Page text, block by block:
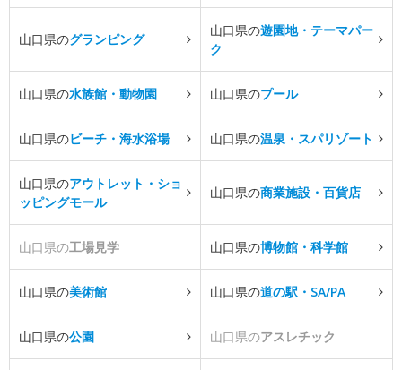
山口県のグランピング
山口県の遊園地・テーマパー
ク
山口県の水族館・動物園 山口県のプール
山口県のビーチ・海水浴場 山口県の温泉・スパリゾート
山口県のアウトレット・ショ
ッピングモール
山口県の商業施設・百貨店
山口県の工場見学 山口県の博物館・科学館
山口県の美術館 山口県の道の駅・SA/PA
山口県の公園 山口県のアスレチック